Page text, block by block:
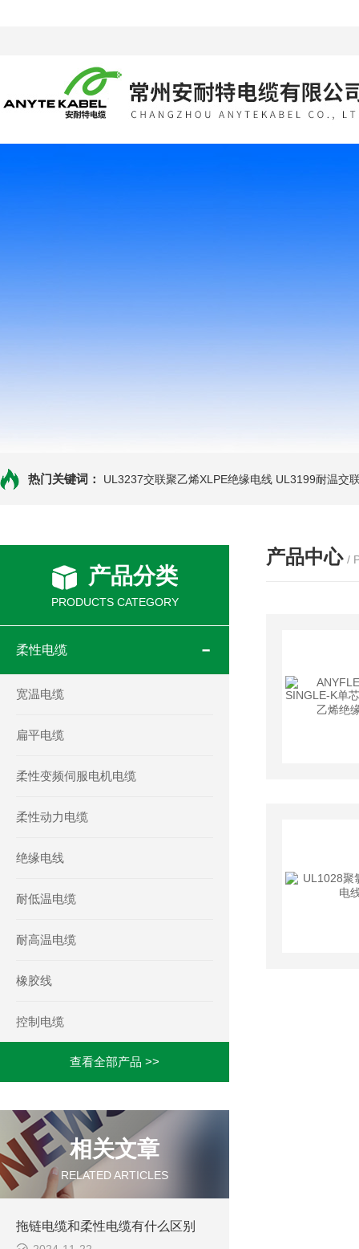
热门关键词： UL3237交联聚乙烯XLPE绝缘电线 UL3199耐温交
产品分类
PRODUCTS CATEGORY
柔性电缆
宽温电缆
扁平电缆
柔性变频伺服电机电缆
柔性动力电缆
绝缘电线
耐低温电缆
耐高温电缆
橡胶线
控制电缆
查看全部产品 >>
相关文章
RELATED ARTICLES
拖链电缆和柔性电缆有什么区别
产品中心 /